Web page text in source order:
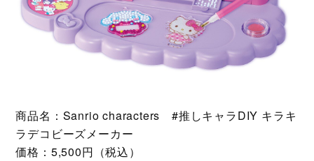
商品名：Sanrio characters #推しキャラDIY キラキ
ラデコビーズメーカー
価格：5,500円（税込）